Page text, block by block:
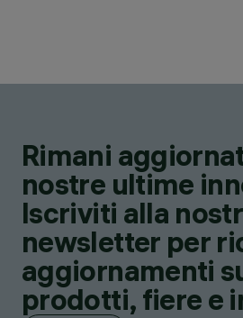
Rimani
nostre ultime
Iscriviti alla
newsletter per
aggiornamenti
prodotti, fiere e